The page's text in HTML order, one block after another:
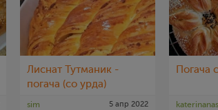
Лиснат Тутманик -
погача (со урда)
sim 5 апр 2022
Погача